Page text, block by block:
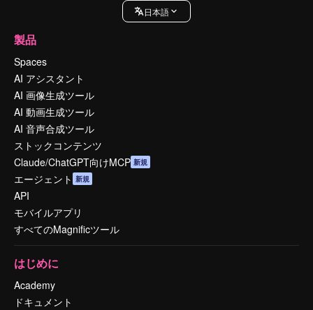
日本語
製品
Spaces
AI アシスタント
AI 画像生成ツール
AI 動画生成ツール
AI 音声合成ツール
ストックコンテンツ
Claude/ChatGPT向けMCP 新規
エージェント 新規
API
モバイルアプリ
すべてのMagnificツール
はじめに
Academy
ドキュメント